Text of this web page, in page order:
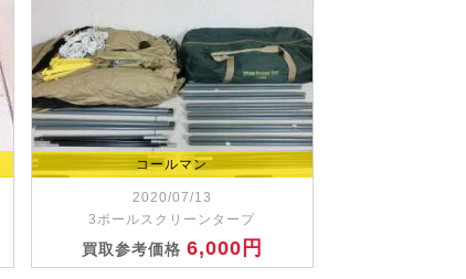
コールマン
2020/07/13
3ポールスクリーンタープ
買取参考価格 6,000円